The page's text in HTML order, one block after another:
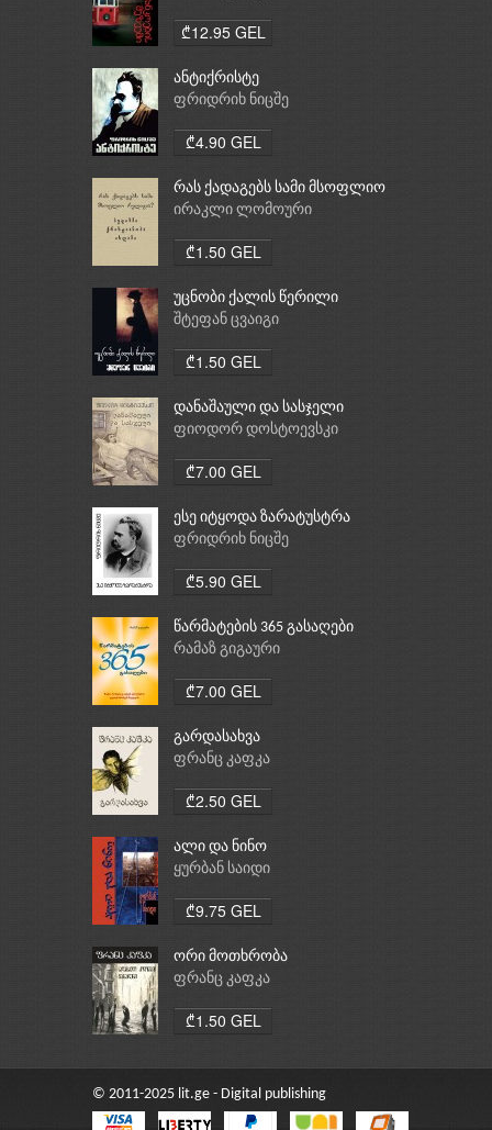
₾12.95 GEL
ანტიქრისტე
ფრიდრიხ ნიცშე
₾4.90 GEL
რას ქადაგებს სამი მსოფლიო
რელიგია: ბუდიზმი,
ირაკლი ლომოური
₾1.50 GEL
უცნობი ქალის წერილი
შტეფან ცვაიგი
₾1.50 GEL
დანაშაული და სასჯელი
ფიოდორ დოსტოევსკი
₾7.00 GEL
ესე იტყოდა ზარატუსტრა
ფრიდრიხ ნიცშე
₾5.90 GEL
წარმატების 365 გასაღები
რამაზ გიგაური
₾7.00 GEL
გარდასახვა
ფრანც კაფკა
₾2.50 GEL
ალი და ნინო
ყურბან საიდი
₾9.75 GEL
ორი მოთხრობა
ფრანც კაფკა
₾1.50 GEL
© 2011-2025 lit.ge - Digital publishing